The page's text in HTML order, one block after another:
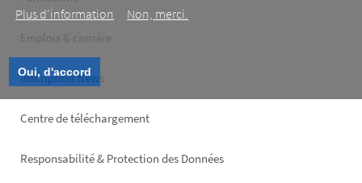
Plus d‘information Non, merci.
Oui, d'accord
Emplois & carrière
Inscription News
Footer
Centre de téléchargement
Responsabilité & Protection des Données